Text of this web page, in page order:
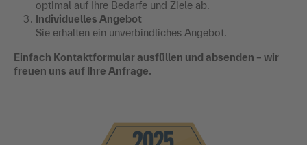
optimal auf Ihre Bedarfe und Ziele ab.
Individuelles Angebot
Sie erhalten ein unverbindliches Angebot.
Einfach Kontaktformular ausfüllen und absenden – wir
freuen uns auf Ihre Anfrage.